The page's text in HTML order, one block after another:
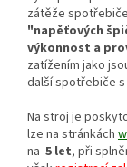
zátěže
"napěťových
výkonnost a
zatížením jako
další spotřebiče
Na stroj je
lze na stránkách
na 5 let, při